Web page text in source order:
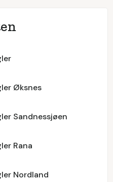
Øksnes
Sandnessjøen
Rana
Nordland